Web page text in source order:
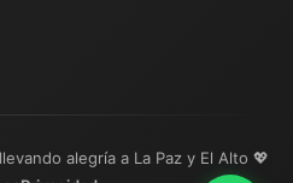
alegría a La Paz y El Alto 💖